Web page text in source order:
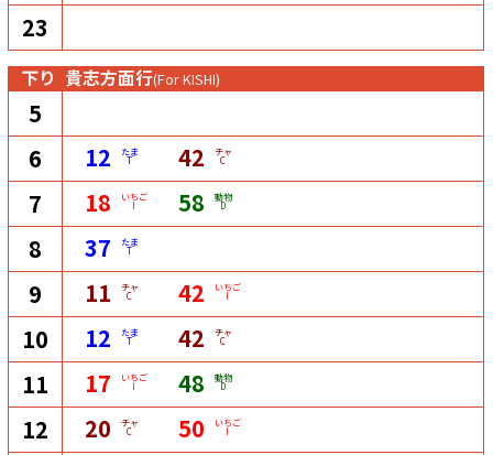
23
下り 貴志方面行(For KISHI)
5
6
12 たま
T 42 チャ
C
7 18 いちご
I 58 動物
D
8 37 たま
T
9 11 チャ
C 42 いちご
I
10 12 たま
T 42 チャ
C
11 17 いちご
I 48 動物
D
12 20 チャ
C 50 いちご
I